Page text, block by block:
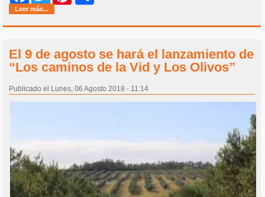
Leer más...
El 9 de agosto se hará el lanzamiento de
“Los caminos de la Vid y Los Olivos”
Publicado el Lunes, 06 Agosto 2018 - 11:14